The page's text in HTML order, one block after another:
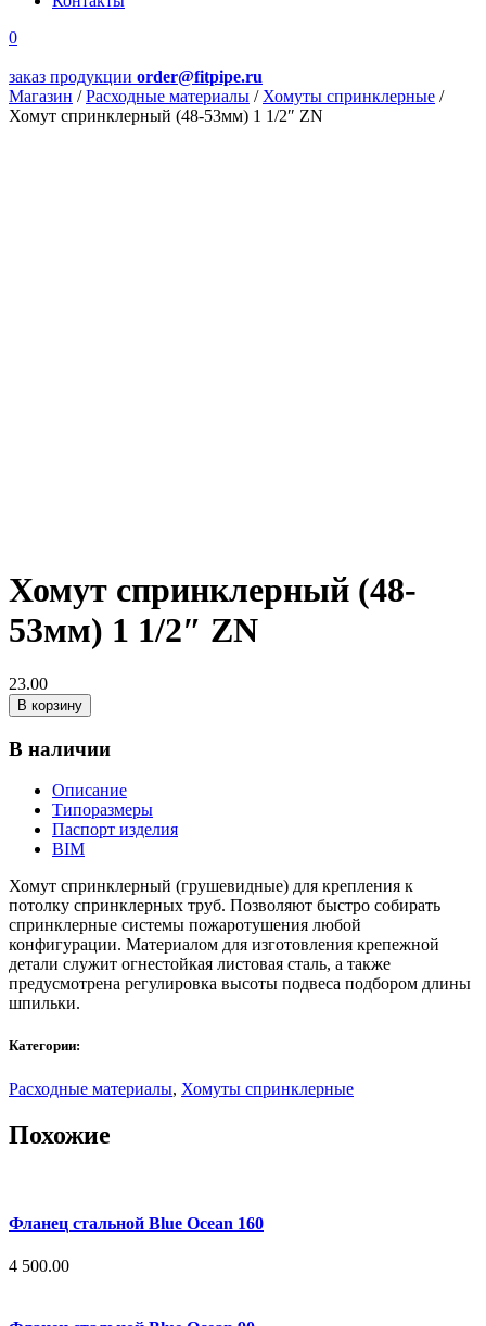
0
заказ продукции order@fitpipe.ru
Магазин /Расходные материалы / Хомуты спринклерные /
Хомут спринклерный (48-53мм) 1 1/2″ ZN
Хомут спринклерный (48-
53мм) 1 1/2″ ZN
23.00
В корзину
В наличии
Описание
Типоразмеры
Паспорт изделия
BIM
Хомут спринклерный (грушевидные) для крепления к
потолку спринклерных труб. Позволяют быстро собирать
спринклерные системы пожаротушения любой
конфигурации. Материалом для изготовления крепежной
детали служит огнестойкая листовая сталь, а также
предусмотрена регулировка высоты подвеса подбором длины
шпильки.
Категории:
Расходные материалы, Хомуты спринклерные
Похожие
Фланец стальной Blue Ocean 160
4 500.00